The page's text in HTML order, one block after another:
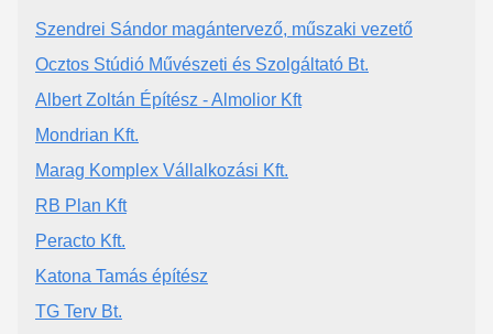
Szendrei Sándor magántervező, műszaki vezető
Ocztos Stúdió Művészeti és Szolgáltató Bt.
Albert Zoltán Építész - Almolior Kft
Mondrian Kft.
Marag Komplex Vállalkozási Kft.
RB Plan Kft
Peracto Kft.
Katona Tamás építész
TG Terv Bt.